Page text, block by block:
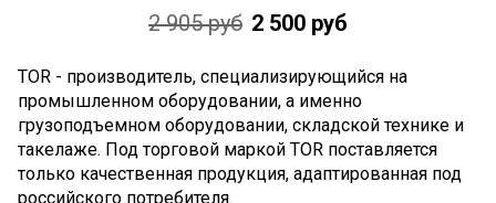
2 905 руб 2 500 руб
TOR - производитель, специализирующийся на
промышленном оборудовании, а именно
грузоподъемном оборудовании, складской технике и
такелаже. Под торговой маркой TOR поставляется
только качественная продукция, адаптированная под
российского потребителя.